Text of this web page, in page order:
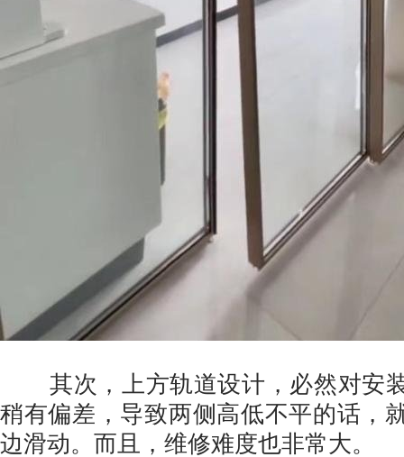
其次，上方轨道设计，必然对安
稍有偏差，导致两侧高低不平的话，
边滑动。而且，维修难度也非常大。